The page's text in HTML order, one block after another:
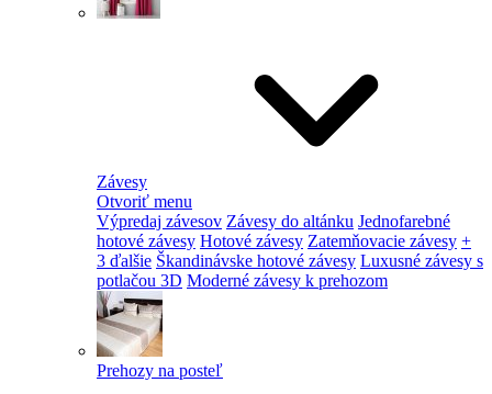
Závesy
Otvoriť menu
Výpredaj závesov Závesy do altánku Jednofarebné
hotové závesy Hotové závesy Zatemňovacie závesy +
3 ďalšie Škandinávske hotové závesy Luxusné závesy s
potlačou 3D Moderné závesy k prehozom
Prehozy na posteľ